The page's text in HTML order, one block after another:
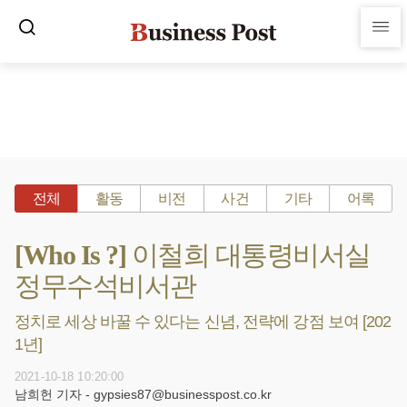
전체 활동 비전 사건 기타 어록
[Who Is ?] 이철희 대통령비서실
정무수석비서관
정치로 세상 바꿀 수 있다는 신념, 전략에 강점 보여 [202
1년]
2021-10-18 10:20:00
남희헌 기자 - gypsies87@businesspost.co.kr